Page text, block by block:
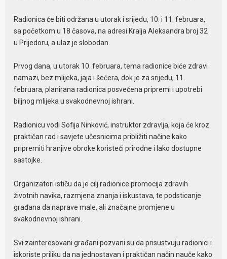
Radionica će biti održana u utorak i srijedu, 10. i 11. februara,
sa početkom u 18 časova, na adresi Kralja Aleksandra broj 32
u Prijedoru, a ulaz je slobodan.
Prvog dana, u utorak 10. februara, tema radionice biće zdravi
namazi, bez mlijeka, jaja i šećera, dok je za srijedu, 11.
februara, planirana radionica posvećena pripremi i upotrebi
biljnog mlijeka u svakodnevnoj ishrani.
Radionicu vodi Sofija Ninković, instruktor zdravlja, koja će kroz
praktičan rad i savjete učesnicima približiti načine kako
pripremiti hranjive obroke koristeći prirodne i lako dostupne
sastojke.
Organizatori ističu da je cilj radionice promocija zdravih
životnih navika, razmjena znanja i iskustava, te podsticanje
građana da naprave male, ali značajne promjene u
svakodnevnoj ishrani.
Svi zainteresovani građani pozvani su da prisustvuju radionici i
iskoriste priliku da na jednostavan i praktičan način nauče kako